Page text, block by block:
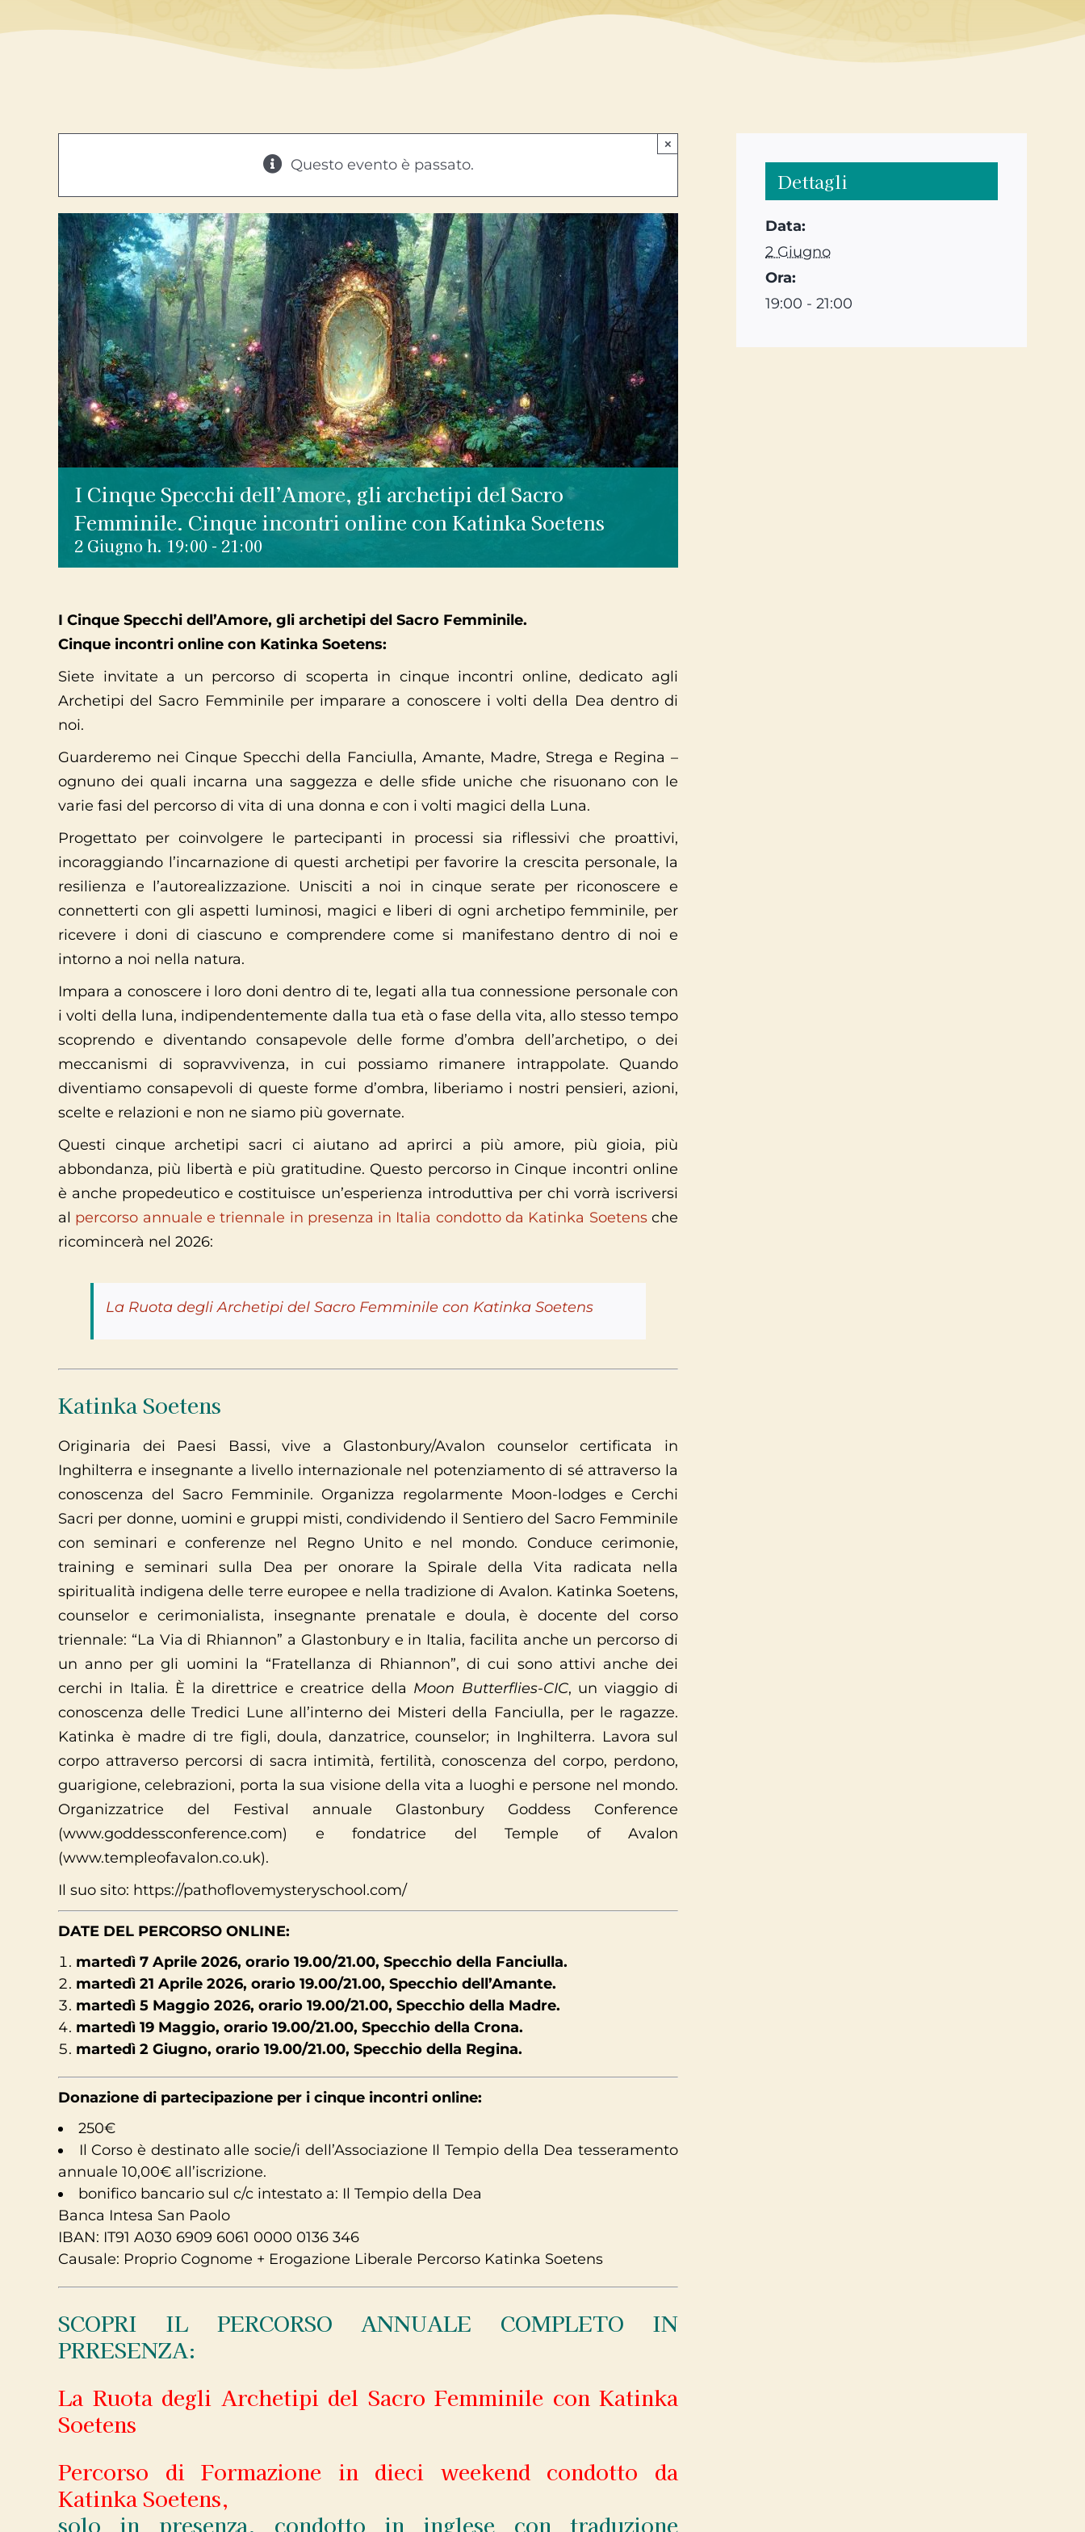
Questo evento è passato.
×
I Cinque Specchi dell’Amore, gli archetipi del Sacro
Femminile. Cinque incontri online con Katinka Soetens
2 Giugno h. 19:00 - 21:00
I Cinque Specchi dell’Amore, gli archetipi del Sacro Femminile.
Cinque incontri online con Katinka Soetens:
Siete invitate a un percorso di scoperta in cinque incontri online, dedicato agli
Archetipi del Sacro Femminile per imparare a conoscere i volti della Dea dentro di
noi.
Guarderemo nei Cinque Specchi della Fanciulla, Amante, Madre, Strega e Regina –
ognuno dei quali incarna una saggezza e delle sfide uniche che risuonano con le
varie fasi del percorso di vita di una donna e con i volti magici della Luna.
Progettato per coinvolgere le partecipanti in processi sia riflessivi che proattivi,
incoraggiando l’incarnazione di questi archetipi per favorire la crescita personale, la
resilienza e l’autorealizzazione. Unisciti a noi in cinque serate per riconoscere e
connetterti con gli aspetti luminosi, magici e liberi di ogni archetipo femminile, per
ricevere i doni di ciascuno e comprendere come si manifestano dentro di noi e
intorno a noi nella natura.
Impara a conoscere i loro doni dentro di te, legati alla tua connessione personale con
i volti della luna, indipendentemente dalla tua età o fase della vita, allo stesso tempo
scoprendo e diventando consapevole delle forme d’ombra dell’archetipo, o dei
meccanismi di sopravvivenza, in cui possiamo rimanere intrappolate. Quando
diventiamo consapevoli di queste forme d’ombra, liberiamo i nostri pensieri, azioni,
scelte e relazioni e non ne siamo più governate.
Questi cinque archetipi sacri ci aiutano ad aprirci a più amore, più gioia, più
abbondanza, più libertà e più gratitudine. Questo percorso in Cinque incontri online
è anche propedeutico e costituisce un’esperienza introduttiva per chi vorrà iscriversi
al percorso annuale e triennale in presenza in Italia condotto da Katinka Soetensche
ricomincerà nel 2026:
La Ruota degli Archetipi del Sacro Femminile con Katinka Soetens
Katinka Soetens
Originaria dei Paesi Bassi, vive a Glastonbury/Avalon counselor certificata in
Inghilterra e insegnante a livello internazionale nel potenziamento di sé attraverso la
conoscenza del Sacro Femminile. Organizza regolarmente Moon-lodges e Cerchi
Sacri per donne, uomini e gruppi misti, condividendo il Sentiero del Sacro Femminile
con seminari e conferenze nel Regno Unito e nel mondo. Conduce cerimonie,
training e seminari sulla Dea per onorare la Spirale della Vita radicata nella
spiritualità indigena delle terre europee e nella tradizione di Avalon. Katinka Soetens,
counselor e cerimonialista, insegnante prenatale e doula, è docente del corso
triennale: “La Via di Rhiannon” a Glastonbury e in Italia, facilita anche un percorso di
un anno per gli uomini la “Fratellanza di Rhiannon”, di cui sono attivi anche dei
cerchi in Italia. È la direttrice e creatrice della Moon Butterflies-CIC, un viaggio di
conoscenza delle Tredici Lune all’interno dei Misteri della Fanciulla, per le ragazze.
Katinka è madre di tre figli, doula, danzatrice, counselor; in Inghilterra. Lavora sul
corpo attraverso percorsi di sacra intimità, fertilità, conoscenza del corpo, perdono,
guarigione, celebrazioni, porta la sua visione della vita a luoghi e persone nel mondo.
Organizzatrice del Festival annuale Glastonbury Goddess Conference
(www.goddessconference.com) e fondatrice del Temple of Avalon
(www.templeofavalon.co.uk).
Il suo sito: https://pathoflovemysteryschool.com/
DATE DEL PERCORSO ONLINE:
martedì 7 Aprile 2026, orario 19.00/21.00, Specchio della Fanciulla.
martedì 21 Aprile 2026, orario 19.00/21.00, Specchio dell’Amante.
martedì 5 Maggio 2026, orario 19.00/21.00, Specchio della Madre.
martedì 19 Maggio, orario 19.00/21.00, Specchio della Crona.
martedì 2 Giugno, orario 19.00/21.00, Specchio della Regina.
Donazione di partecipazione per i cinque incontri online:
250€
Il Corso è destinato alle socie/i dell’Associazione Il Tempio della Dea tesseramento
annuale 10,00€ all’iscrizione.
bonifico bancario sul c/c intestato a: Il Tempio della Dea
Banca Intesa San Paolo
IBAN: IT91 A030 6909 6061 0000 0136 346
Causale: Proprio Cognome + Erogazione Liberale Percorso Katinka Soetens
SCOPRI IL PERCORSO ANNUALE COMPLETO IN
PRRESENZA:
La Ruota degli Archetipi del Sacro Femminile con Katinka
Soetens
Percorso di Formazione in dieci weekend condotto da
Katinka Soetens,
solo in presenza, condotto in inglese con traduzione
Dettagli
Data:
2 Giugno
Ora:
19:00 - 21:00